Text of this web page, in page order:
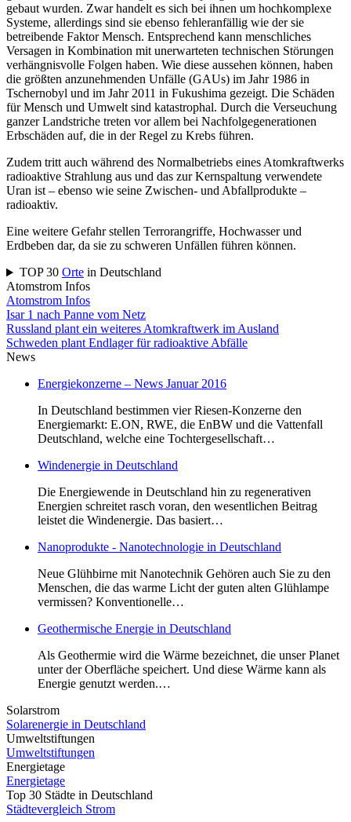
gebaut wurden. Zwar handelt es sich bei ihnen um hochkomplexe
Systeme, allerdings sind sie ebenso fehleranfällig wie der sie
betreibende Faktor Mensch. Entsprechend kann menschliches
Versagen in Kombination mit unerwarteten technischen Störungen
verhängnisvolle Folgen haben. Wie diese aussehen können, haben
die größten anzunehmenden Unfälle (GAUs) im Jahr 1986 in
Tschernobyl und im Jahr 2011 in Fukushima gezeigt. Die Schäden
für Mensch und Umwelt sind katastrophal. Durch die Verseuchung
ganzer Landstriche treten vor allem bei Nachfolgegenerationen
Erbschäden auf, die in der Regel zu Krebs führen.
Zudem tritt auch während des Normalbetriebs eines Atomkraftwerks
radioaktive Strahlung aus und das zur Kernspaltung verwendete
Uran ist – ebenso wie seine Zwischen- und Abfallprodukte –
radioaktiv.
Eine weitere Gefahr stellen Terrorangriffe, Hochwasser und
Erdbeben dar, da sie zu schweren Unfällen führen können.
TOP 30 Ortein Deutschland
Atomstrom Infos
Atomstrom Infos
Isar 1 nach Panne vom Netz
Russland plant ein weiteres Atomkraftwerk im Ausland
Schweden plant Endlager für radioaktive Abfälle
News
Energiekonzerne – News Januar 2016
In Deutschland bestimmen vier Riesen-Konzerne den
Energiemarkt: E.ON, RWE, die EnBW und die Vattenfall
Deutschland, welche eine Tochtergesellschaft…
Windenergie in Deutschland
Die Energiewende in Deutschland hin zu regenerativen
Energien schreitet rasch voran, den wesentlichen Beitrag
leistet die Windenergie. Das basiert…
Nanoprodukte - Nanotechnologie in Deutschland
Neue Glühbirne mit Nanotechnik Gehören auch Sie zu den
Menschen, die das warme Licht der guten alten Glühlampe
vermissen? Konventionelle…
Geothermische Energie in Deutschland
Als Geothermie wird die Wärme bezeichnet, die unser Planet
unter der Oberfläche speichert. Und diese Wärme kann als
Energie genutzt werden.…
Solarstrom
Solarenergie in Deutschland
Umweltstiftungen
Umweltstiftungen
Energietage
Energietage
Top 30 Städte in Deutschland
Städtevergleich Strom